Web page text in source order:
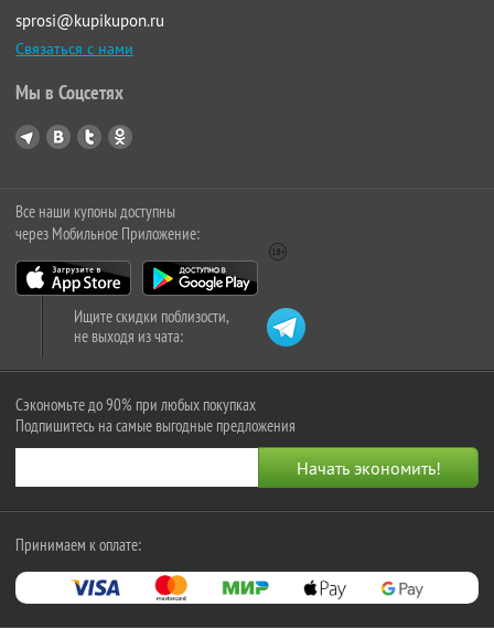
sprosi@kupikupon.ru
Связаться с нами
Мы в Соцсетях
Все наши купоны доступны
через Мобильное Приложение:
Ищите скидки поблизости,
не выходя из чата:
Сэкономьте до 90% при любых покупках
Подпишитесь на самые выгодные предложения
Принимаем к оплате: